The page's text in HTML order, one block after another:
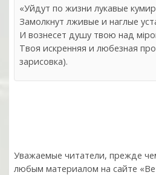
«Уйдут по жизни лукавые
Замолкнут лживые и наглые
И вознесет душу твою над
Твоя искренняя и любезная
зарисовка).
Уважаемые читатели, прежде
любым материалом на сайте